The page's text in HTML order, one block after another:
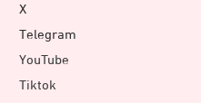
X
Telegram
YouTube
Tiktok